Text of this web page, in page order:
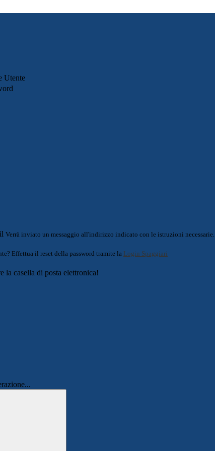
Utente
Verrà inviato un messaggio all'indirizzo indicato con le istruzioni necessarie.
Effettua il reset della password tramite la Login Spaggiari
la casella di posta elettronica!